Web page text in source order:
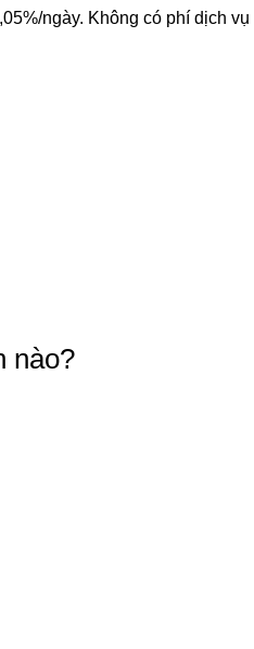
ngày. Không có phí dịch
nào?